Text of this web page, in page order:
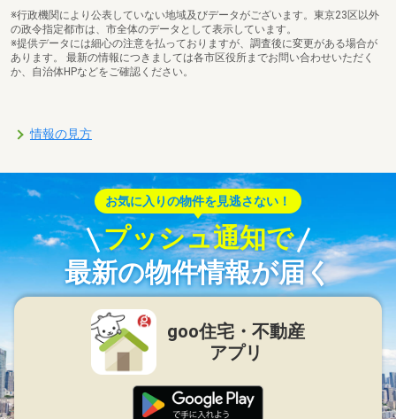
※行政機関により公表していない地域及びデータがございます。東京23区以外
の政令指定都市は、市全体のデータとして表示しています。
※提供データには細心の注意を払っておりますが、調査後に変更がある場合が
あります。 最新の情報につきましては各市区役所までお問い合わせいただく
か、自治体HPなどをご確認ください。
情報の見方
お気に入りの物件を見逃さない！
プッシュ通知で
最新の物件情報が届く
goo住宅・不動産
アプリ